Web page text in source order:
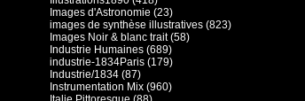
Images d'Astronomie (23)
images de synthèse illustratives (823)
Images Noir & blanc trait (58)
Industrie Humaines (689)
industrie-1834Paris (179)
Industrie/1834 (87)
Instrumentation Mix (960)